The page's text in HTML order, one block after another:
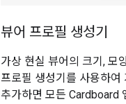
뷰어 프로필 생성기
가상 현실 뷰어의 크기, 모
프로필 생성기를 사용하여
추가하면 모든 Cardboard